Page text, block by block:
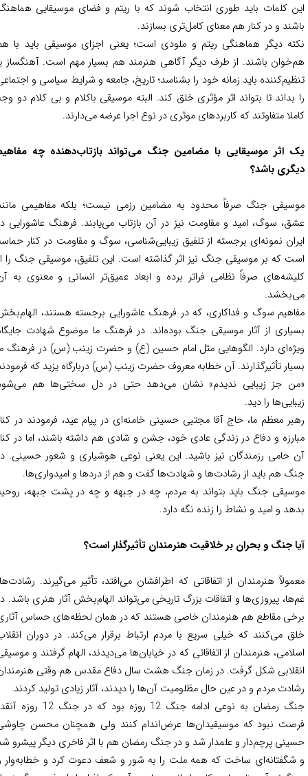
کلمات باید طوری انتخاب شوند که با ریتم و فضای موسیقایی هماهنگ
و در کنار هم معنای کامل‌تری بسازند.
دیگر هماهنگی ریتم و ملودی است؛ یعنی اجزای موسیقی باید با هم
باشند. از طرف دیگر آگاهی هنرمند هم بسیار مهم است. آهنگساز یا
باید زمانه خود را بشناسد؛ تاریخ، جامعه و شرایط سیاسی و اجتماعی
بداند تا بتواند اثر مؤثری خلق کند. البته موسیقی باکلام و بی کلام دو وجه
متفاوتند که کاربردهای موثری در نوع اجرا عرضه می‌دارند.
اثر موسیقایی با مضامین جنگ می‌تواند بازتاب‌دهنده چه مفاهیم
باشد؟
جنگ صرفاً محدود به مضامین رزمی نیست؛ بلکه مفاهیمی مانند
سوگ، امید و مقاومت نیز در آن بازتاب می‌یابند. فرهنگ عاشورایی در
نمونه‌ای برجسته از تلفیق زیبایی‌شناسی، سوگ و مقاومت در کنار حماسه
که بر موسیقی جنگ نیز اثر گذاشته است. این تلفیق، موسیقی جنگ را از
صرفاً نظامی فراتر برده و ابعاد عمیق‌تر انسانی و معنوی به آن
سوگ و فداکاری، که در فرهنگ عاشورایی برجسته هستند، الهام‌بخش
از آثار موسیقی جنگ بوده‌اند.در فرهنگ ما موضوع شهادت جایگاه
دارد. الگوهایی مثل امام حسین (ع) و حضرت زینب (س) در فرهنگ ما
تأثیرگذارند. آن خطابه معروف حضرت زینب (س) دربارگاه یزید که فرمودند
جز زیبایی ندیدم» نشان می‌دهد حتی در دل سختی‌ها هم می‌شود
را دید.
معظم ما، حاج آقا مجتبی حسینی خامنه‌ای در پیام عید، فرمودند در کنار
و دفاع در زندگی عادی خود، جشن و شادی هم داشته باشند، اما در کنار
حامی رزمندگان نیز باشید. این یعنی نوعی هوشیاری و شعور حسینی. در
هم باید از رشادت‌ها و شهادت‌ها گفت و هم از دردها و امیدواری‌ها.
جنگ باید بتواند به مردم، چه در جبهه و چه در پشت جبهه، روحیه
و امید و نشاط را زنده نگه دارد.
جنگ و بحران بر خلاقیت هنرمندان تأثیرگذار است؟
هنرمندان از اتفاقاتی که اطرافشان می‌افتد، تأثیر می‌گیرند. رشادت‌ها،
پیروزی‌ها و اتفاقات بزرگ تاریخی می‌تواند الهام‌بخش آثار هنری باشد. در
مقاطع هم هنرمندان خاصی هستند که در همان لحظه‌های حساس آثاری
می‌کنند که خیلی سریع با مردم ارتباط برقرار می‌کند.در دوران انقلاب
هنرمندان از اتفاقاتی که در خیابان‌ها می‌دیدند، الهام گرفتند و موسیقی
شکل گرفت. در زمان جنگ هشت سال دفاع مقدس هم وقتی هنرمندان
مردم و در عین حال مظلومیت آن‌ها را دیدند، آثار زیادی تولید کردند.
جنگ رمضان به نوعی ادامه جنگ 12 روزه بود که در جنگ 12 روزه آنقدر
نبود که موسیقیدان‌ها عرض‌اندام کنند ولی همچنان محسن چاوشی
پرچم‌دار و علمدار شد و در جنگ رمضان هم با اثر فاخری دیگر پیشرو شد
ساخت که همه ملت را به شور و شعف دعوت کرد و خطابه‌وار و